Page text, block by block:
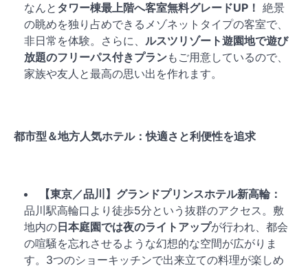
なんと タワー棟最上階へ客室無料グレードUP！ 絶景
の眺めを独り占めできるメゾネットタイプの客室で、
非日常を体験。さらに、 ルスツリゾート遊園地で遊び
放題のフリーパス付きプランもご用意しているので、
家族や友人と最高の思い出を作れます。
都市型＆地方人気ホテル：快適さと利便性を追求
【東京／品川】グランドプリンスホテル新高輪：
品川駅高輪口より徒歩5分という抜群のアクセス。敷
地内の日本庭園では夜のライトアップが行われ、都会
の喧騒を忘れさせるような幻想的な空間が広がりま
す。3つのショーキッチンで出来立ての料理が楽しめ